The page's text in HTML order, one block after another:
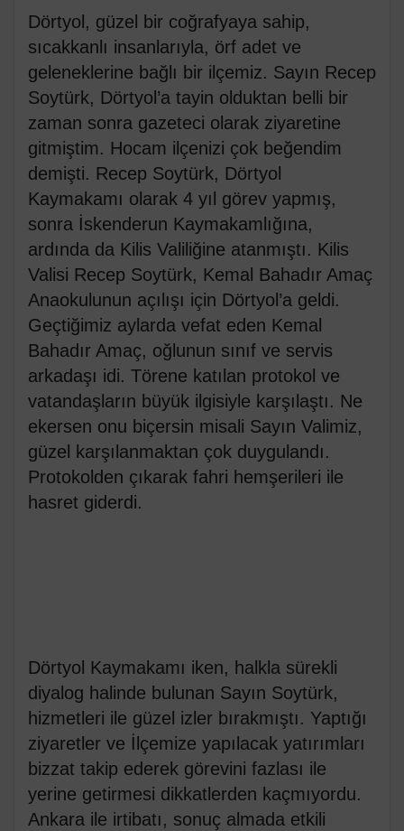
Dörtyol, güzel bir coğrafyaya sahip,
sıcakkanlı insanlarıyla, örf adet ve
geleneklerine bağlı bir ilçemiz. Sayın Recep
Soytürk, Dörtyol’a tayin olduktan belli bir
zaman sonra gazeteci olarak ziyaretine
gitmiştim. Hocam ilçenizi çok beğendim
demişti. Recep Soytürk, Dörtyol
Kaymakamı olarak 4 yıl görev yapmış,
sonra İskenderun Kaymakamlığına,
ardında da Kilis Valiliğine atanmıştı. Kilis
Valisi Recep Soytürk, Kemal Bahadır Amaç
Anaokulunun açılışı için Dörtyol’a geldi.
Geçtiğimiz aylarda vefat eden Kemal
Bahadır Amaç, oğlunun sınıf ve servis
arkadaşı idi. Törene katılan protokol ve
vatandaşların büyük ilgisiyle karşılaştı. Ne
ekersen onu biçersin misali Sayın Valimiz,
güzel karşılanmaktan çok duygulandı.
Protokolden çıkarak fahri hemşerileri ile
hasret giderdi.
Dörtyol Kaymakamı iken, halkla sürekli
diyalog halinde bulunan Sayın Soytürk,
hizmetleri ile güzel izler bırakmıştı. Yaptığı
ziyaretler ve İlçemize yapılacak yatırımları
bizzat takip ederek görevini fazlası ile
yerine getirmesi dikkatlerden kaçmıyordu.
Ankara ile irtibatı, sonuç almada etkili